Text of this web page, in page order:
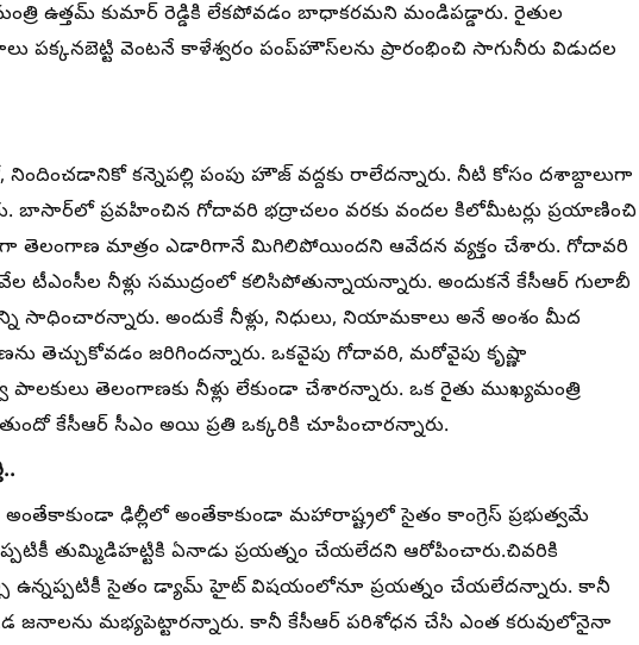
మంత్రి ఉత్తమ్ కుమార్ రెడ్డికి లేకపోవడం బాధాకరమని మండిపడ్డారు. రైతుల
పక్కనబెట్టి వెంటనే కాళేశ్వరం పంప్‌హౌస్‌లను ప్రారంభించి సాగునీరు విడుదల
కన్నెపల్లి పంపు హౌజ్ వద్దకు రాలేదన్నారు. నీటి కోసం దశాబ్దాలుగా
బాసార్‌లో ప్రవహించిన గోదావరి భద్రాచలం వరకు వందల కిలోమీటర్లు ప్రయాణించి
తెలంగాణ మాత్రం ఎడారిగానే మిగిలిపోయిందని ఆవేదన వ్యక్తం చేశారు. గోదావరి
టీఎంసీల నీళ్లు సముద్రంలో కలిసిపోతున్నాయన్నారు. అందుకనే కేసీఆర్ గులాబీ
సాధించారన్నారు. అందుకే నీళ్లు, నిధులు, నియామకాలు అనే అంశం మీద
తెచ్చుకోవడం జరిగిందన్నారు. ఒకవైపు గోదావరి, మరోవైపు కృష్ణా
పాలకులు తెలంగాణకు నీళ్లు లేకుండా చేశారన్నారు. ఒక రైతు ముఖ్యమంత్రి
కేసీఆర్ సీఎం అయి ప్రతి ఒక్కరికి చూపించారన్నారు.
అంతేకాకుండా ఢిల్లీలో అంతేకాకుండా మహారాష్ట్రలో సైతం కాంగ్రెస్ ప్రభుత్వమే
తుమ్మిడిహట్టికి ఏనాడు ప్రయత్నం చేయలేదని ఆరోపించారు.చివరికి
ఉన్నప్పటికీ సైతం డ్యామ్ హైట్ విషయంలోనూ ప్రయత్నం చేయలేదన్నారు. కానీ
జనాలను మభ్యపెట్టారన్నారు. కానీ కేసీఆర్ పరిశోధన చేసి ఎంత కరువులోనైనా